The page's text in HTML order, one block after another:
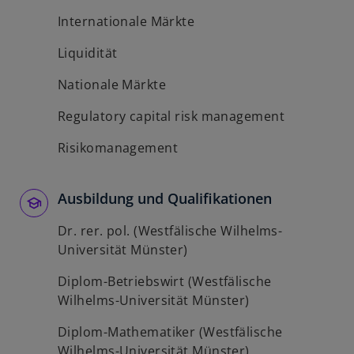
Internationale Märkte
Liquidität
Nationale Märkte
Regulatory capital risk management
Risikomanagement
Ausbildung und Qualifikationen
Dr. rer. pol. (Westfälische Wilhelms-
Universität Münster)
Diplom-Betriebswirt (Westfälische
Wilhelms-Universität Münster)
Diplom-Mathematiker (Westfälische